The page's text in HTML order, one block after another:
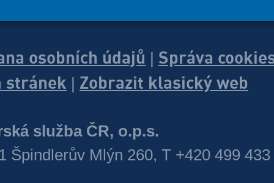
osobních údajů Správa
stránek Zobrazit klasický web
služba ČR, o.p.s.
Špindlerův Mlýn 260, T +420 499 433